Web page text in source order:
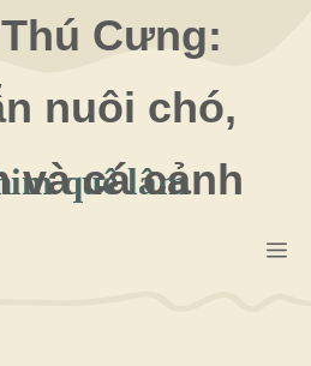
Cưng:
nuôi chó,
và cá cảnh
quế lâm